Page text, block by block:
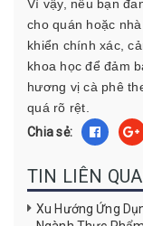
Vì vậy, nếu bạn
cho quán hoặc
khiển chính xác,
khoa học để đảm
hương vị cà phê
quá rõ rệt.
Chia sẻ:
TIN LIÊN
Xu Hướng Ứng